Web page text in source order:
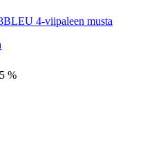
4-viipaleen musta
%